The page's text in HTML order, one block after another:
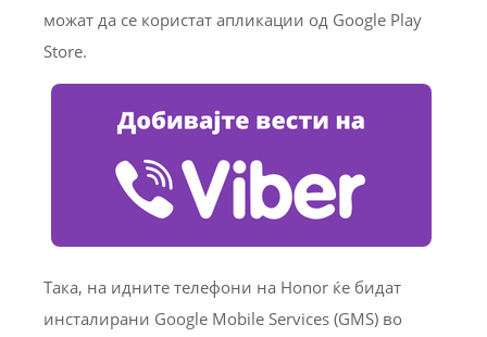
можат да се користат апликации од Google Play
Store.
Така, на идните телефони на Honor ќе бидат
инсталирани Google Mobile Services (GMS) во